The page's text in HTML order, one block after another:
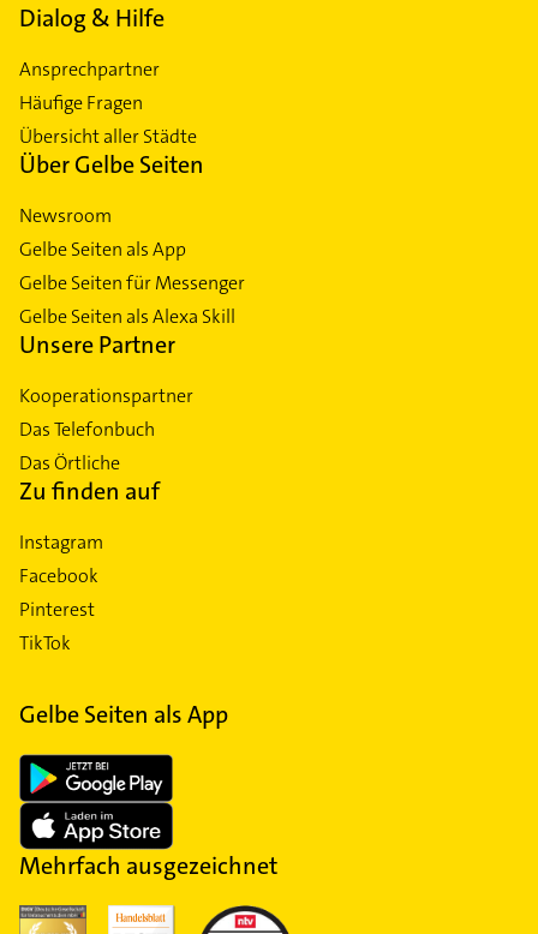
Dialog & Hilfe
Ansprechpartner
Häufige Fragen
Übersicht aller Städte
Über Gelbe Seiten
Newsroom
Gelbe Seiten als App
Gelbe Seiten für Messenger
Gelbe Seiten als Alexa Skill
Unsere Partner
Kooperationspartner
Das Telefonbuch
Das Örtliche
Zu finden auf
Instagram
Facebook
Pinterest
TikTok
Gelbe Seiten als App
Mehrfach ausgezeichnet